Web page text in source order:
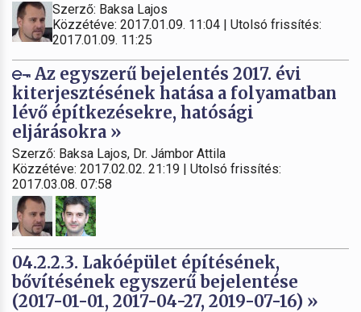
Szerző: Baksa Lajos
Közzétéve: 2017.01.09. 11:04 | Utolsó frissítés:
2017.01.09. 11:25
Az egyszerű bejelentés 2017. évi
kiterjesztésének hatása a folyamatban
lévő építkezésekre, hatósági
eljárásokra »
Szerző: Baksa Lajos, Dr. Jámbor Attila
Közzétéve: 2017.02.02. 21:19 | Utolsó frissítés:
2017.03.08. 07:58
04.2.2.3. Lakóépület építésének,
bővítésének egyszerű bejelentése
(2017-01-01, 2017-04-27, 2019-07-16) »